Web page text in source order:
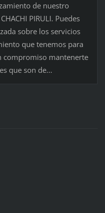
de nuestro
PIRULI. Puedes
sobre los servicios
que tenemos para
compromiso mantenerte
que son de...